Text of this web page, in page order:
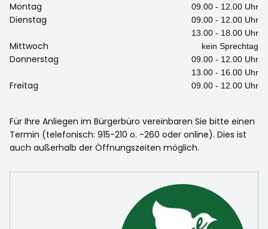
Montag 09.00 - 12.00 Uhr
Dienstag
09.00 - 12.00 Uhr
13.00 - 18.00 Uhr
Mittwoch kein Sprechtag
Donnerstag
09.00 - 12.00 Uhr
13.00 - 16.00 Uhr
Freitag 09.00 - 12.00 Uhr
Für Ihre Anliegen im Bürgerbüro vereinbaren Sie bitte einen
Termin (telefonisch: 915-210 o. -260 oder online). Dies ist
auch außerhalb der Öffnungszeiten möglich.